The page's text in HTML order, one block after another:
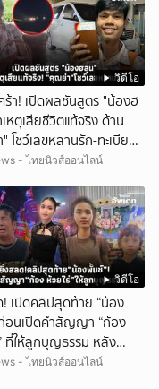
วิดีโอ
ร้า! เปิดผลชันสูตร "น้องฮ
หตุเสียชีวิตแท้จริง ด้าน
โชว์เลขหลานรัก-ทะเบียน
นร่าง!
- ไทยนิวส์ออนไลน์
วิดีโอ
เปิดคลิปสุดท้าย “น้อง
อนเปิดคำสัญญา “ก้อง
ที่ให้ลูกบุญธรรม หลัง
- ไทยนิวส์ออนไลน์